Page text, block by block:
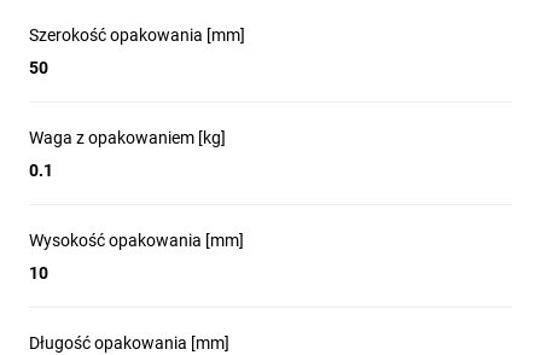
Szerokość opakowania [mm]
50
Waga z opakowaniem [kg]
0.1
Wysokość opakowania [mm]
10
Długość opakowania [mm]